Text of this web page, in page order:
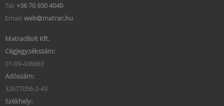
Tel: +36 70 930 4040
Email: web@matrac.hu
MatracBolt Kft.
Cégjegyzékszám:
01-09-436863
Adószám:
32677056-2-43
Székhely: